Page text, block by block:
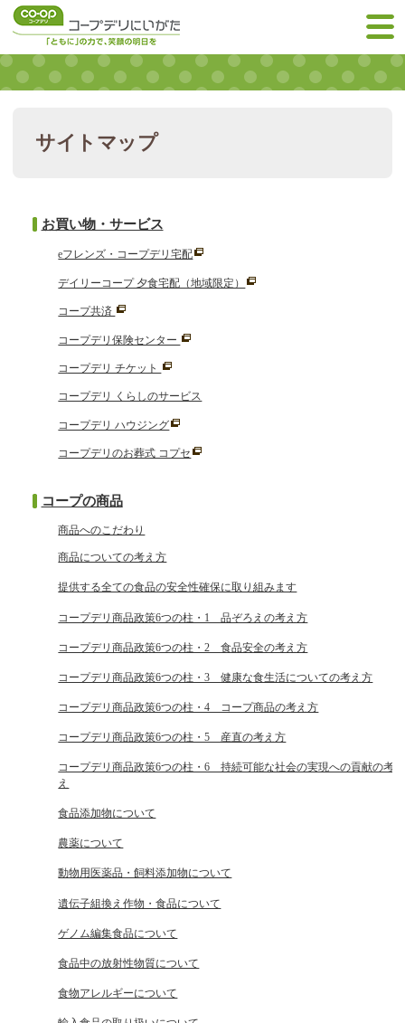
サイトマップ
お買い物・サービス
eフレンズ・コープデリ宅配
デイリーコープ 夕食宅配（地域限定）
コープ共済
コープデリ保険センター
コープデリ チケット
コープデリ くらしのサービス
コープデリ ハウジング
コープデリのお葬式 コプセ
コープの商品
商品へのこだわり
商品についての考え方
提供する全ての食品の安全性確保に取り組みます
コープデリ商品政策6つの柱・1 品ぞろえの考え方
コープデリ商品政策6つの柱・2 食品安全の考え方
コープデリ商品政策6つの柱・3 健康な食生活についての考え方
コープデリ商品政策6つの柱・4 コープ商品の考え方
コープデリ商品政策6つの柱・5 産直の考え方
コープデリ商品政策6つの柱・6 持続可能な社会の実現への貢献の考
え
食品添加物について
農薬について
動物用医薬品・飼料添加物について
遺伝子組換え作物・食品について
ゲノム編集食品について
食品中の放射性物質について
食物アレルギーについて